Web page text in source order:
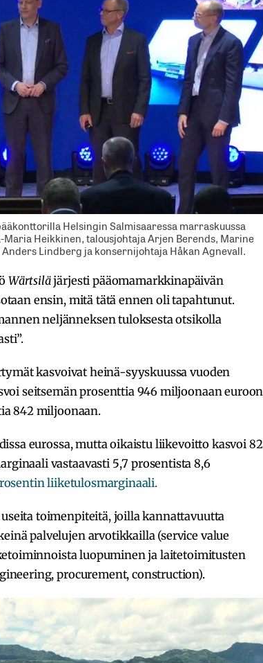
Helsingin Salmisaaressa marraskuussa
Heikkinen, talousjohtaja Arjen Berends, Marine
Lindberg ja konsernijohtaja Håkan Agnevall.
Wärtsiläjärjesti pääomamarkkinapäivän
ensin, mitä tätä ennen oli tapahtunut.
neljänneksen tuloksesta otsikolla
kasvoivat heinä-syyskuussa vuoden
seitsemän prosenttia 946 miljoonaan euroon
842 miljoonaan.
eurossa, mutta oikaistu liikevoitto kasvoi 82
vastaavasti 5,7 prosentista 8,6
liiketulosmarginaali.
toimenpiteitä, joilla kannattavuutta
palvelujen arvotikkailla (service value
luopuminen ja laitetoimitusten
procurement, construction).